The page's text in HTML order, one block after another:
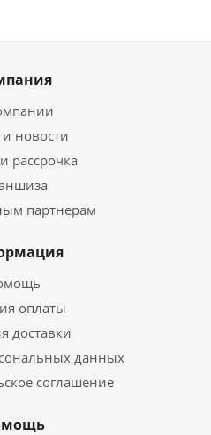
новости
рассрочка
партнерам
оплаты
доставки
данных
соглашение